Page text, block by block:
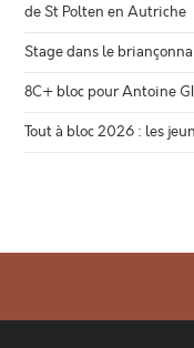
de St Polten en Autriche
Stage dans le
8C+ bloc pour Antoine
Tout à bloc 2026 : les